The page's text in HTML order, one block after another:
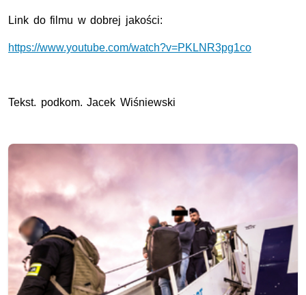
Link do filmu w dobrej jakości:
https://www.youtube.com/watch?v=PKLNR3pg1co
Tekst. podkom. Jacek Wiśniewski